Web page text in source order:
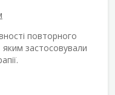
повторного
яким застосовували